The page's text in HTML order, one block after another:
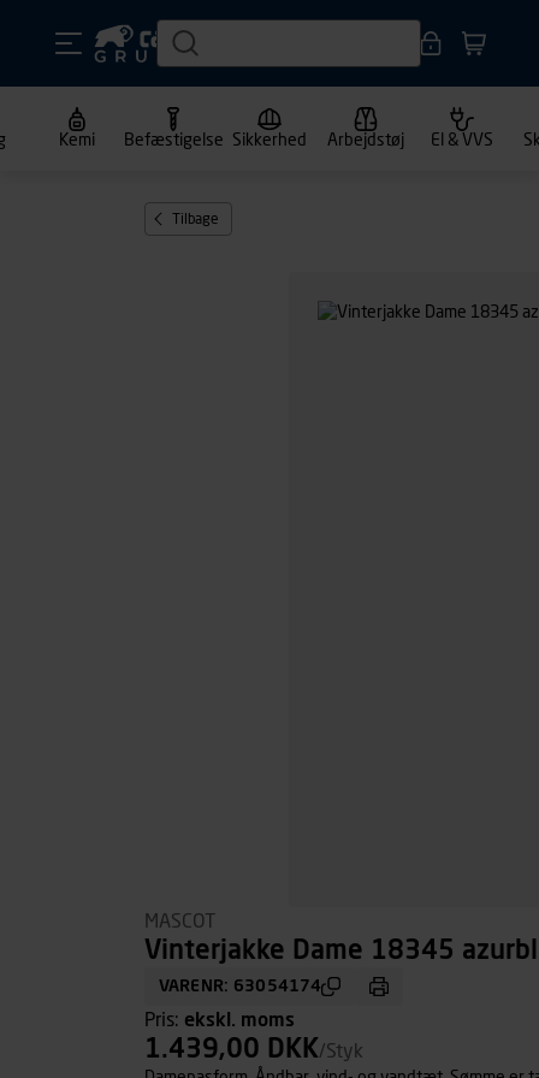
Kemi Befæstigelse Sikkerhed Arbejdstøj El & VVS
Tilbage
MASCOT
Vinterjakke Dame 18345
VARENR: 63054174
Pris: ekskl. moms
1.439,00 DKK/Styk